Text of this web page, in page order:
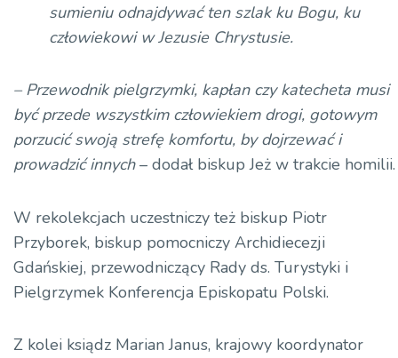
sumieniu odnajdywać ten szlak ku Bogu, ku
człowiekowi w Jezusie Chrystusie.
– Przewodnik pielgrzymki, kapłan czy katecheta musi
być przede wszystkim człowiekiem drogi, gotowym
porzucić swoją strefę komfortu, by dojrzewać i
prowadzićinnych– dodałbiskup Jeż w trakcie homilii.
W rekolekcjach uczestniczy też biskup Piotr
Przyborek, biskup pomocniczy Archidiecezji
Gdańskiej, przewodniczący Rady ds. Turystyki i
Pielgrzymek Konferencja Episkopatu Polski.
Z kolei ksiądz Marian Janus, krajowy koordynator